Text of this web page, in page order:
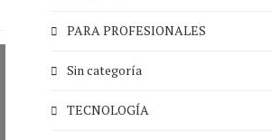
PARA PROFESIONALES
Sin categoría
TECNOLOGÍA